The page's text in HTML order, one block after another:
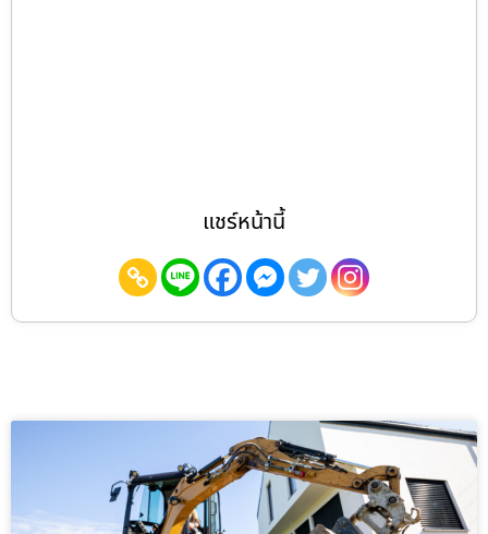
แชร์หน้านี้